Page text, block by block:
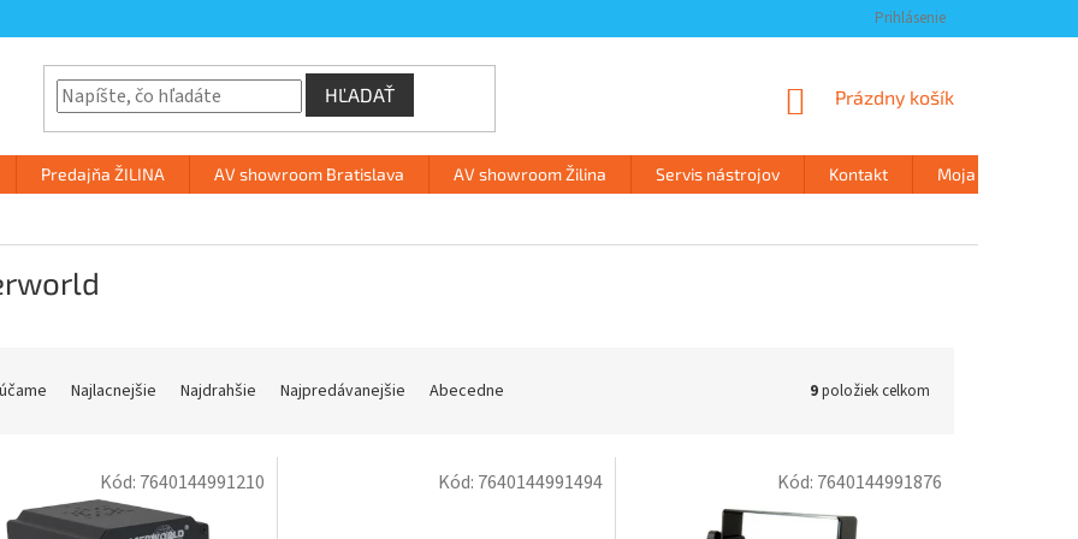
Prihlásenie
HĽADAŤ
NÁKUPNÝ
Prázdny košík
Predajňa ŽILINA AV showroom Bratislava AV showroom Žilina Servis nástrojov Kontakt Moja objednávka
Najlacnejšie Najdrahšie Najpredávanejšie Abecedne 9položiek celkom
Kód: 7640144991210 Kód: 7640144991494 Kód: 7640144991876